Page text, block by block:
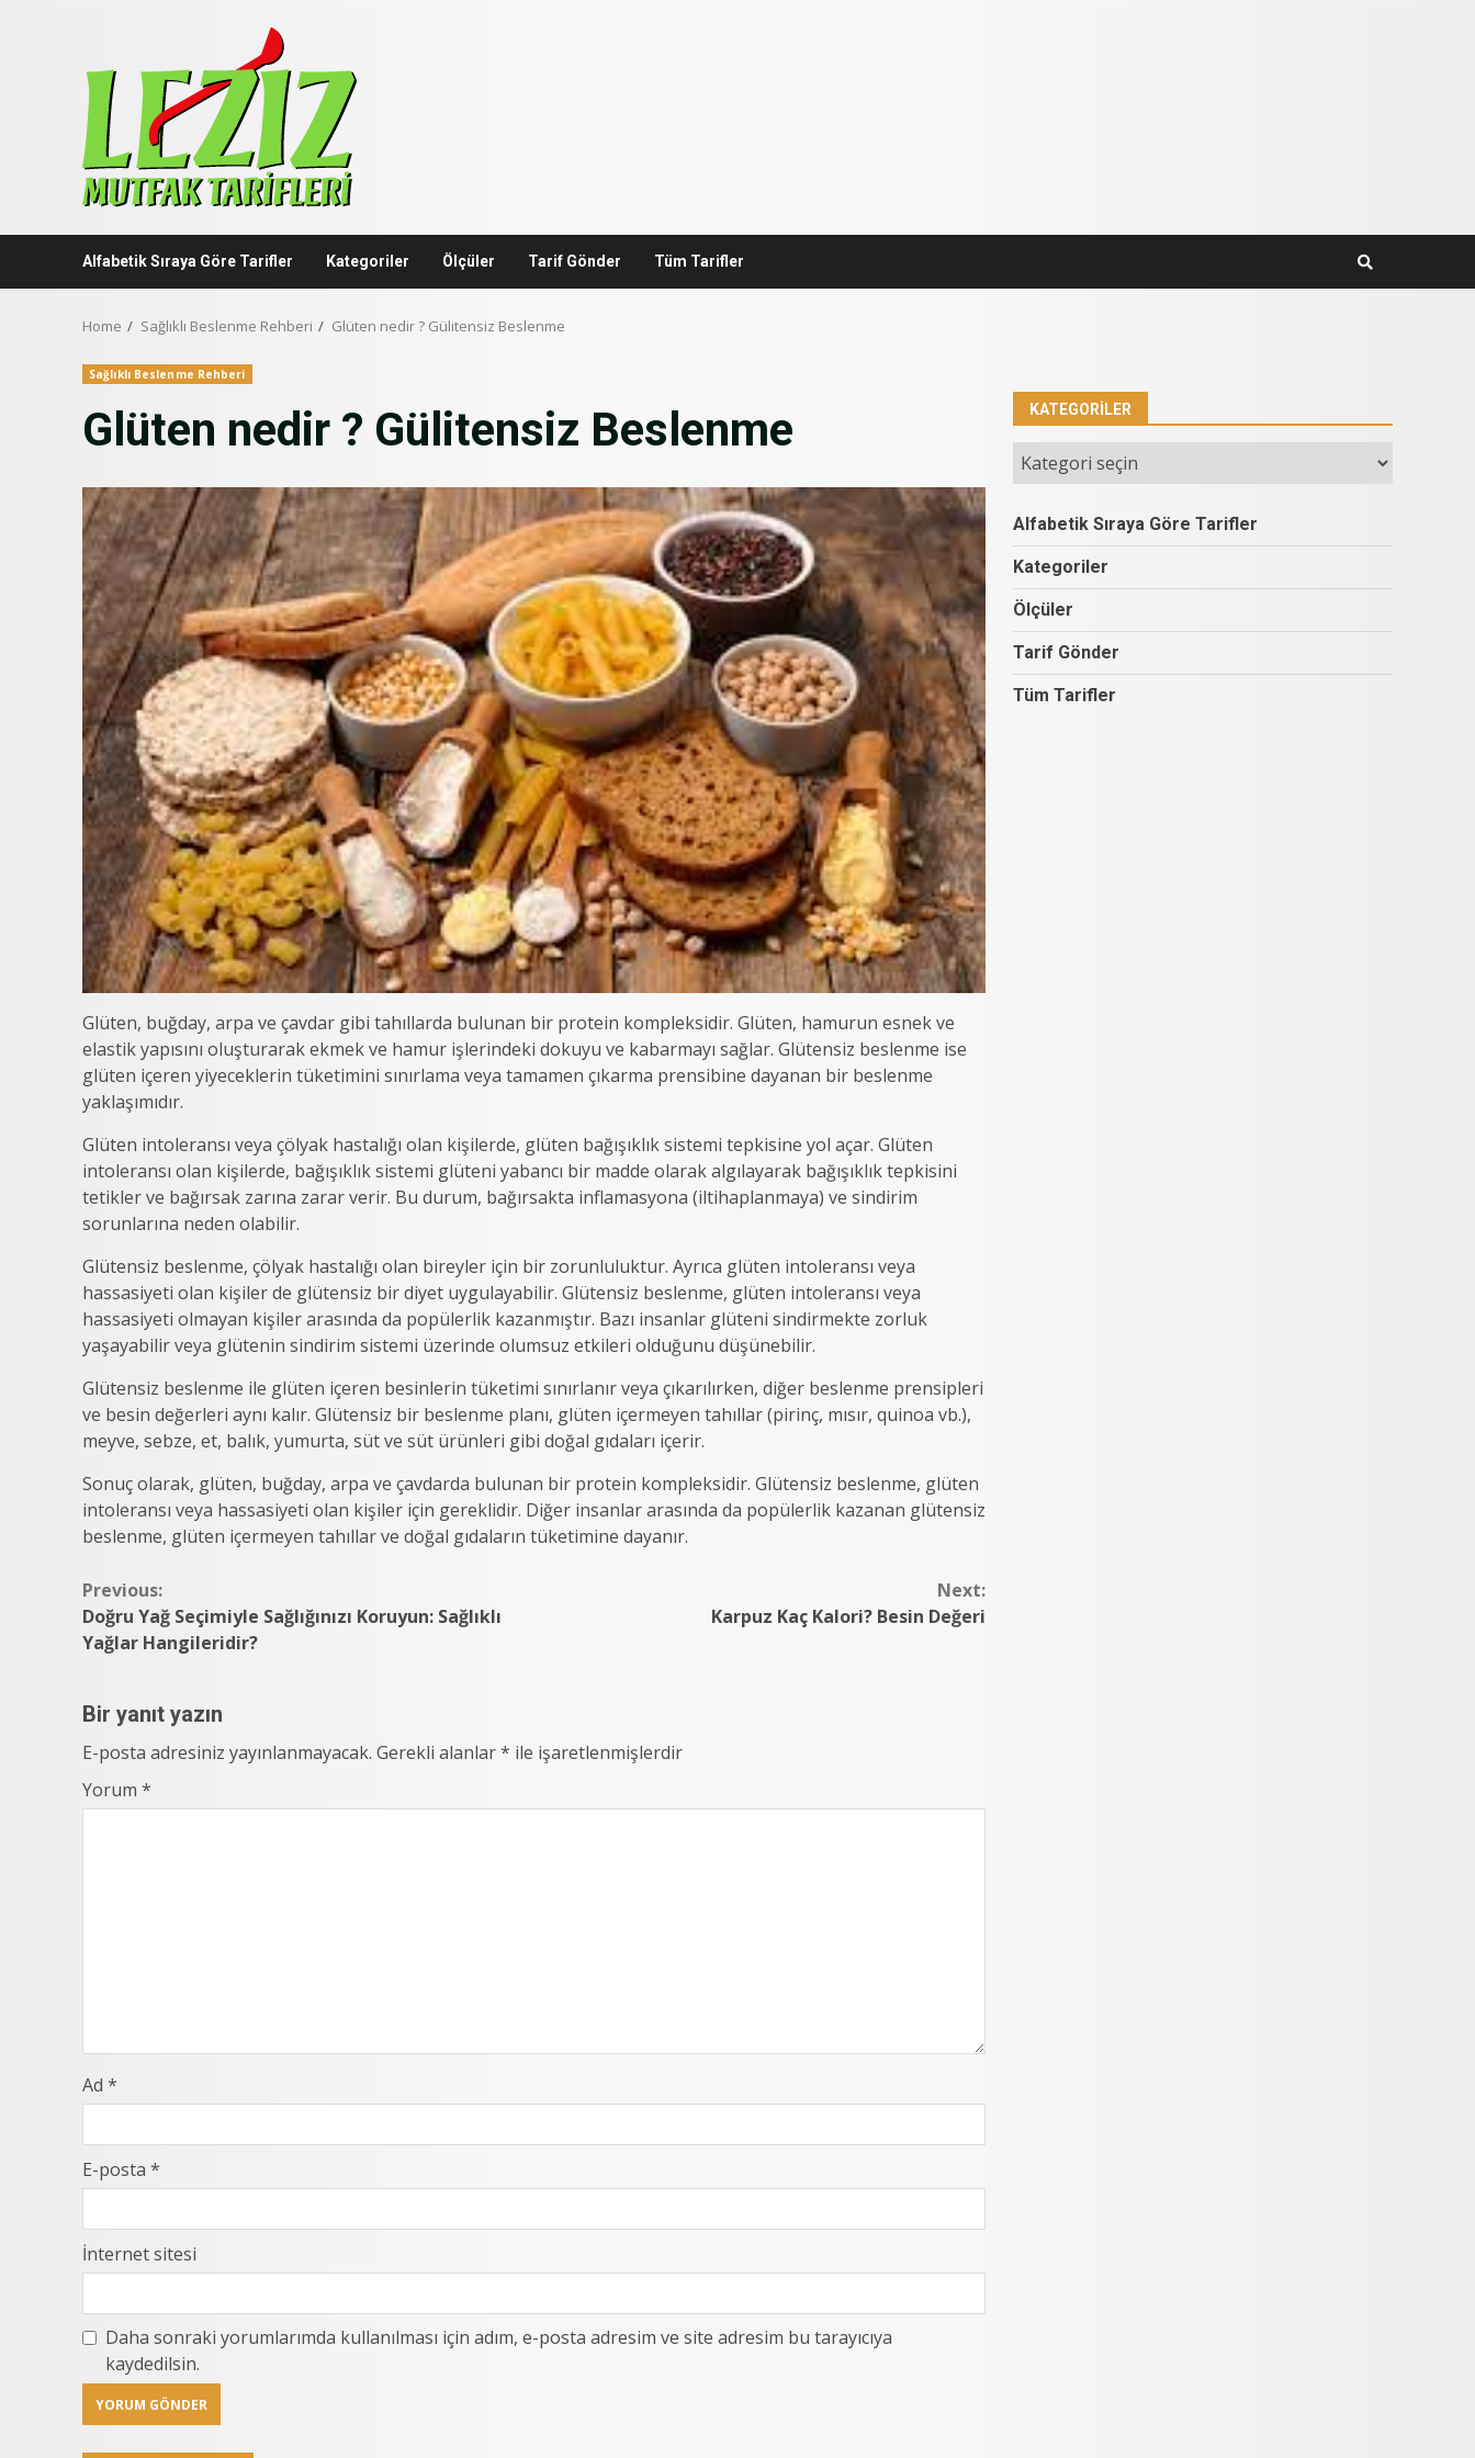
Alfabetik Sıraya Göre Tarifler Kategoriler Ölçüler Tarif Gönder Tüm Tarifler
Home Sağlıklı Beslenme Rehberi Glüten nedir ? Gülitensiz Beslenme
Sağlıklı Beslenme Rehberi
Glüten nedir ? Gülitensiz Beslenme
Glüten, buğday, arpa ve çavdar gibi tahıllarda bulunan bir protein kompleksidir. Glüten, hamurun esnek ve
elastik yapısını oluşturarak ekmek ve hamur işlerindeki dokuyu ve kabarmayı sağlar. Glütensiz beslenme ise
glüten içeren yiyeceklerin tüketimini sınırlama veya tamamen çıkarma prensibine dayanan bir beslenme
yaklaşımıdır.
Glüten intoleransı veya çölyak hastalığı olan kişilerde, glüten bağışıklık sistemi tepkisine yol açar. Glüten
intoleransı olan kişilerde, bağışıklık sistemi glüteni yabancı bir madde olarak algılayarak bağışıklık tepkisini
tetikler ve bağırsak zarına zarar verir. Bu durum, bağırsakta inflamasyona (iltihaplanmaya) ve sindirim
sorunlarına neden olabilir.
Glütensiz beslenme, çölyak hastalığı olan bireyler için bir zorunluluktur. Ayrıca glüten intoleransı veya
hassasiyeti olan kişiler de glütensiz bir diyet uygulayabilir. Glütensiz beslenme, glüten intoleransı veya
hassasiyeti olmayan kişiler arasında da popülerlik kazanmıştır. Bazı insanlar glüteni sindirmekte zorluk
yaşayabilir veya glütenin sindirim sistemi üzerinde olumsuz etkileri olduğunu düşünebilir.
Glütensiz beslenme ile glüten içeren besinlerin tüketimi sınırlanır veya çıkarılırken, diğer beslenme prensipleri
ve besin değerleri aynı kalır. Glütensiz bir beslenme planı, glüten içermeyen tahıllar (pirinç, mısır, quinoa vb.),
meyve, sebze, et, balık, yumurta, süt ve süt ürünleri gibi doğal gıdaları içerir.
Sonuç olarak, glüten, buğday, arpa ve çavdarda bulunan bir protein kompleksidir. Glütensiz beslenme, glüten
intoleransı veya hassasiyeti olan kişiler için gereklidir. Diğer insanlar arasında da popülerlik kazanan glütensiz
beslenme, glüten içermeyen tahıllar ve doğal gıdaların tüketimine dayanır.
Continue
Reading
Previous:
Doğru Yağ Seçimiyle Sağlığınızı Koruyun: Sağlıklı
Yağlar Hangileridir?
Next:
Karpuz Kaç Kalori? Besin Değeri
Bir yanıt yazın
E-posta adresiniz yayınlanmayacak. Gerekli alanlar* ile işaretlenmişlerdir
Yorum *
Ad *
E-posta *
İnternet sitesi
Daha sonraki yorumlarımda kullanılması için adım, e-posta adresim ve site adresim bu tarayıcıya
kaydedilsin.
KATEGORILER
Kategoriler
Alfabetik Sıraya Göre Tarifler
Kategoriler
Ölçüler
Tarif Gönder
Tüm Tarifler